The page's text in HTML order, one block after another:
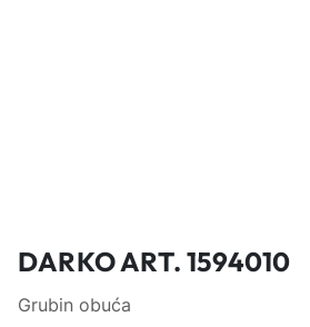
DARKO ART. 1594010
Grubin obuća